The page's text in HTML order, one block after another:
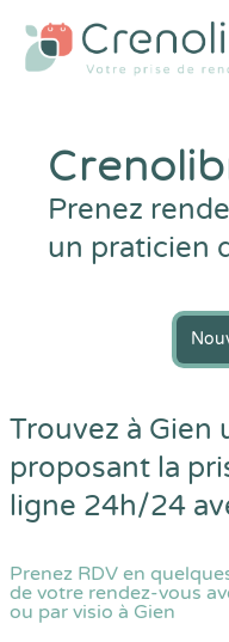
Prenez
un praticien
Trouvez à Gien
proposant la
ligne 24h/24
Prenez RDV en
de votre rendez-vous
ou par visio à Gien